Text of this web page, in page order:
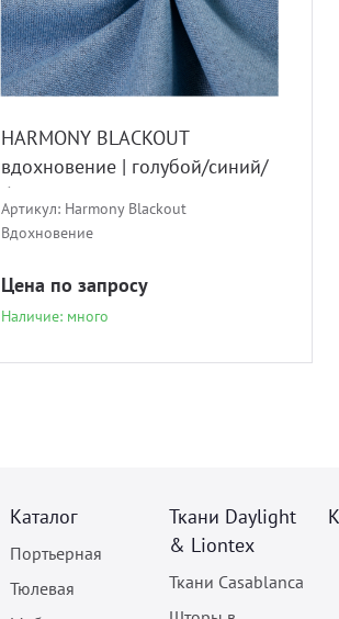
HARMONY BLACKOUT
вдохновение | голубой/синий/
бирюзовый
Артикул: Harmony Blackout
Вдохновение
Цена по запросу
Наличие: много
Каталог
Портьерная
Тюлевая
Ткани Daylight
& Liontex
Ткани Casablanca